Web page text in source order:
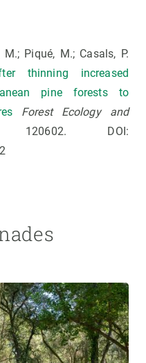
Piqué, M.; Casals, P.
thinning increased
pine forests to
Forest Ecology and
DOI: